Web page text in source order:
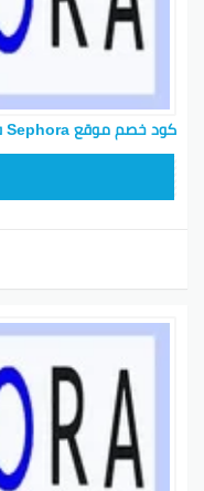
كود خصم موقع Sephora فعال وفر 40٪ على كريمات العناية